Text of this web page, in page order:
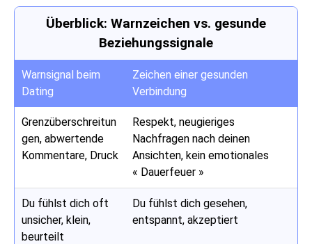
Überblick: Warnzeichen vs. gesunde
Beziehungssignale
Warnsignal beim
Dating
Zeichen einer gesunden
Verbindung
Grenzüberschreitun
gen, abwertende
Kommentare, Druck
Respekt, neugieriges
Nachfragen nach deinen
Ansichten, kein emotionales
« Dauerfeuer »
Du fühlst dich oft
unsicher, klein,
beurteilt
Du fühlst dich gesehen,
entspannt, akzeptiert